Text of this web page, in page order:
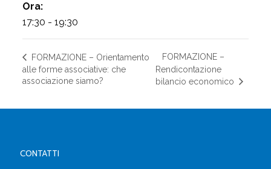
Ora:
17:30 - 19:30
FORMAZIONE – Orientamento
alle forme associative: che
associazione siamo?
FORMAZIONE –
Rendicontazione
bilancio economico
CONTATTI